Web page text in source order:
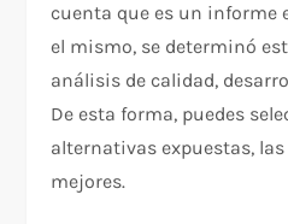
cuenta que es un informe
el mismo, se determinó
análisis de calidad,
De esta forma, puedes
alternativas expuestas,
mejores.